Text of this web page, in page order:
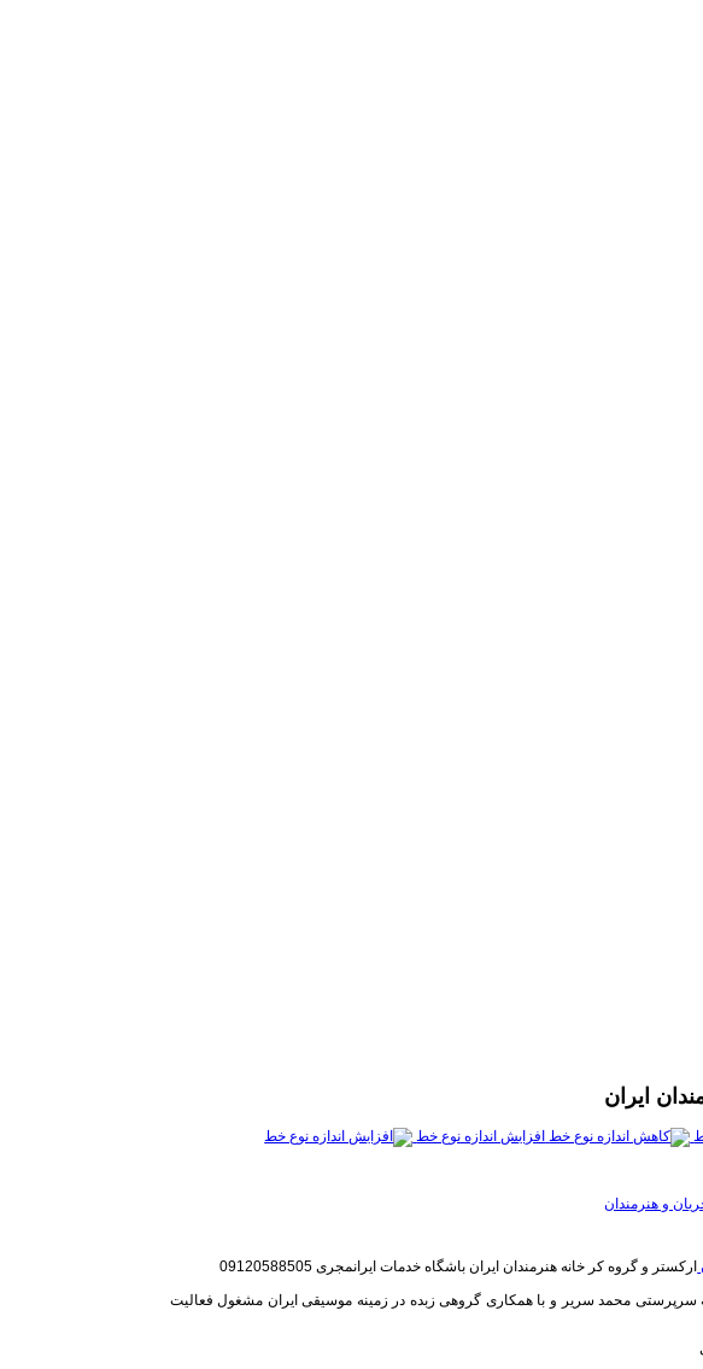
ایران
افزایش اندازه نوع خط
و هنرمندان
ارکستر و گروه کر خانه هنرمندان ایران باشگاه خدمات ایرانمجری 09120588505
سرپرستی محمد سریر و با همکاری گروهی زبده در زمینه موسیقی ایران مشغول فعالیت